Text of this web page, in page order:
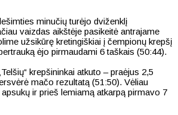
minučių turėjo dviženklį
vaizdas aikštėje pasikeitė antrajame
užsikūrę kretingiškiai į čempionų krepšį
ėjo pirmaudami 6 taškais (50:44).
krepšininkai atkuto – praėjus 2,5
mačo rezultatą (51:50). Vėliau
ir prieš lemiamą atkarpą pirmavo 7